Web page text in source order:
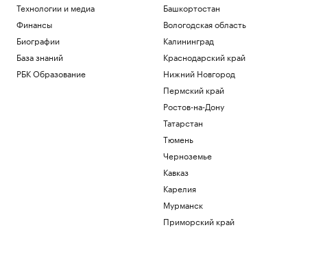
Технологии и медиа
Финансы
Биографии
База знаний
РБК Образование
Башкортостан
Вологодская область
Калининград
Краснодарский край
Нижний Новгород
Пермский край
Ростов-на-Дону
Татарстан
Тюмень
Черноземье
Кавказ
Карелия
Мурманск
Приморский край